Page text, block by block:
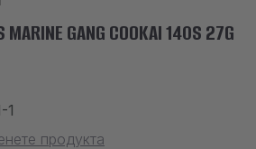
GANG COOKAI 140S 27G
1
продукта